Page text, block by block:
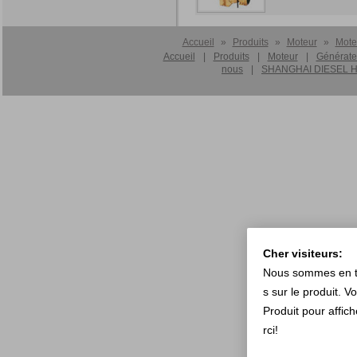
Accueil » Produits » Moteur »
Accueil
Produits Moteur
nous
SHANGHAI DIESEL
Cher visiteurs:
Nous sommes en
s sur le produit.
Produit pour
rci!